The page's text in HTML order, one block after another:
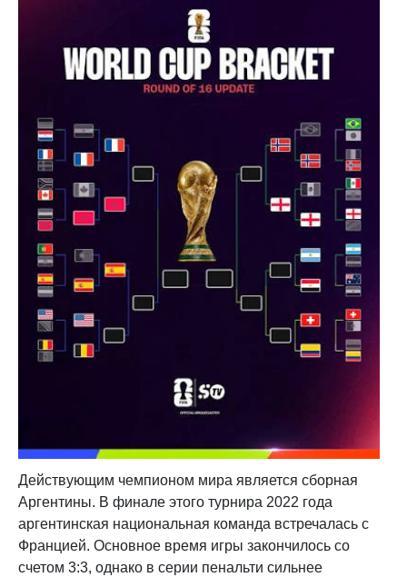
Действующим чемпионом мира является сборная
Аргентины. В финале этого турнира 2022 года
аргентинская национальная команда встречалась с
Францией. Основное время игры закончилось со
счетом 3:3, однако в серии пенальти сильнее